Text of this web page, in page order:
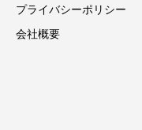
プライバシーポリシー
会社概要